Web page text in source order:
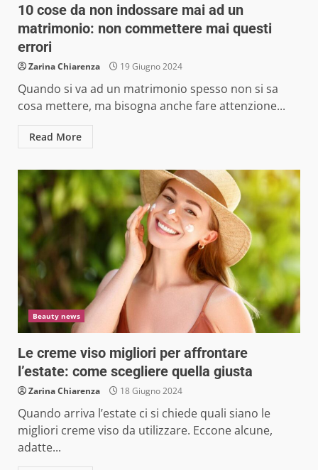
10 cose da non indossare mai ad un
matrimonio: non commettere mai questi
errori
Zarina Chiarenza 19 Giugno 2024
Quando si va ad un matrimonio spesso non si sa
cosa mettere, ma bisogna anche fare attenzione...
Read More
Beauty news
Le creme viso migliori per affrontare
l’estate: come scegliere quella giusta
Zarina Chiarenza 18 Giugno 2024
Quando arriva l’estate ci si chiede quali siano le
migliori creme viso da utilizzare. Eccone alcune,
adatte...